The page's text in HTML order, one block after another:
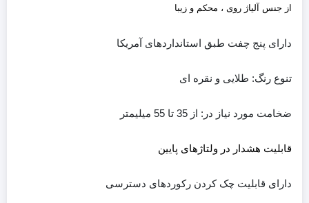
از جنس آلیاژ روی ، محکم و زیبا
دارای پنج چفت طبق استانداردهای آمریکا
تنوع رنگ: طلایی و نقره ای
ضخامت مورد نیاز در: از 35 تا 55 میلیمتر
قابلیت هشدار در ولتاژهای پایین
دارای قابلیت چک کردن رکوردهای دسترسی